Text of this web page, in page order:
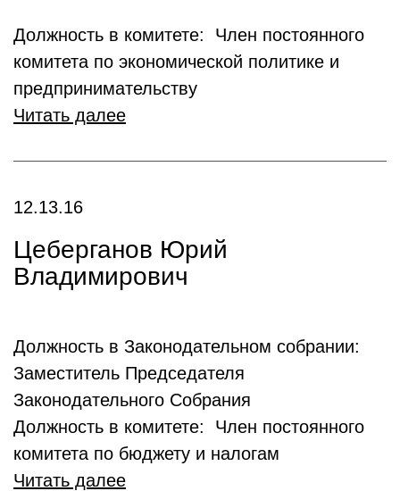
Должность в комитете: Член постоянного
комитета по экономической политике и
предпринимательству
Читать далее
12.13.16
Цеберганов Юрий
Владимирович
Должность в Законодательном собрании:
Заместитель Председателя
Законодательного Собрания
Должность в комитете: Член постоянного
комитета по бюджету и налогам
Читать далее